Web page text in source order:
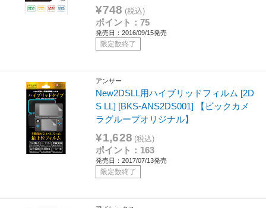
¥748 (税込)
ポイント：75
発売日：2016/09/15発売
限定数終了
アンサー
New2DSLL用ハイブリッドフィルム [2D
S LL] [BKS-ANS2DS001] 【ビックカメ
ラグループオリジナル】
¥1,628 (税込)
ポイント：163
発売日：2017/07/13発売
限定数終了